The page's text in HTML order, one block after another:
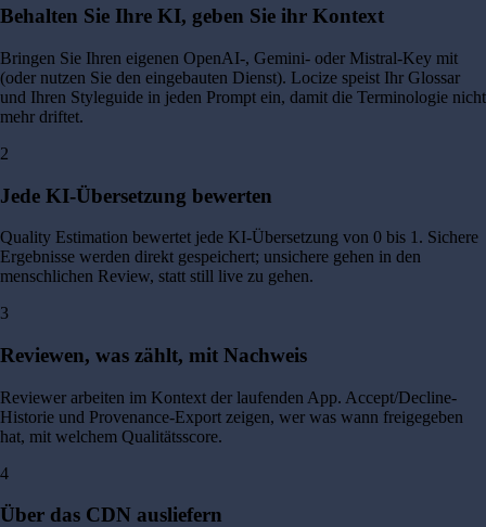
Behalten Sie Ihre KI, geben Sie ihr Kontext
Bringen Sie Ihren eigenen OpenAI-, Gemini- oder Mistral-Key mit
(oder nutzen Sie den eingebauten Dienst). Locize speist Ihr Glossar
und Ihren Styleguide in jeden Prompt ein, damit die Terminologie nicht
mehr driftet.
2
Jede KI-Übersetzung bewerten
Quality Estimation bewertet jede KI-Übersetzung von 0 bis 1. Sichere
Ergebnisse werden direkt gespeichert; unsichere gehen in den
menschlichen Review, statt still live zu gehen.
3
Reviewen, was zählt, mit Nachweis
Reviewer arbeiten im Kontext der laufenden App. Accept/Decline-
Historie und Provenance-Export zeigen, wer was wann freigegeben
hat, mit welchem Qualitätsscore.
4
Über das CDN ausliefern